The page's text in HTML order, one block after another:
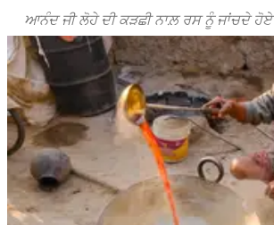
ਆਨੰਦ ਜੀ ਲੋਹੇ ਦੀ ਕੜਛੀ ਨਾਲ਼ ਰਸ ਨੂੰ ਜਾਂਚਦੇ ਹੋਏ